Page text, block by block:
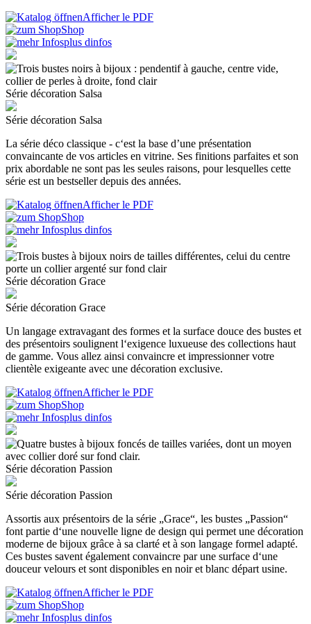
Afficher le PDF
Shop
plus dinfos
Série décoration Salsa
Série décoration Salsa
La série déco classique - c‘est la base d’une présentation
convaincante de vos articles en vitrine. Ses finitions parfaites et son
prix abordable ne sont pas les seules raisons, pour lesquelles cette
série est un bestseller depuis des années.
Afficher le PDF
Shop
plus dinfos
Série décoration Grace
Série décoration Grace
Un langage extravagant des formes et la surface douce des bustes et
des présentoirs soulignent l‘exigence luxueuse des collections haut
de gamme. Vous allez ainsi convaincre et impressionner votre
clientèle exigeante avec une décoration exclusive.
Afficher le PDF
Shop
plus dinfos
Série décoration Passion
Série décoration Passion
Assortis aux présentoirs de la série „Grace“, les bustes „Passion“
font partie d‘une nouvelle ligne de design qui permet une décoration
moderne de bijoux grâce à sa clarté et à son langage formel adapté.
Ces bustes savent également convaincre par une surface d‘une
douceur velours et sont disponibles en noir et blanc départ usine.
Afficher le PDF
Shop
plus dinfos